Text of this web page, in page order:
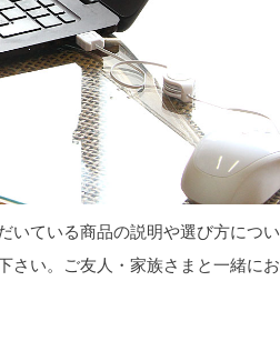
いている商品の説明や選び方につい
さい。ご友人・家族さまと一緒にお